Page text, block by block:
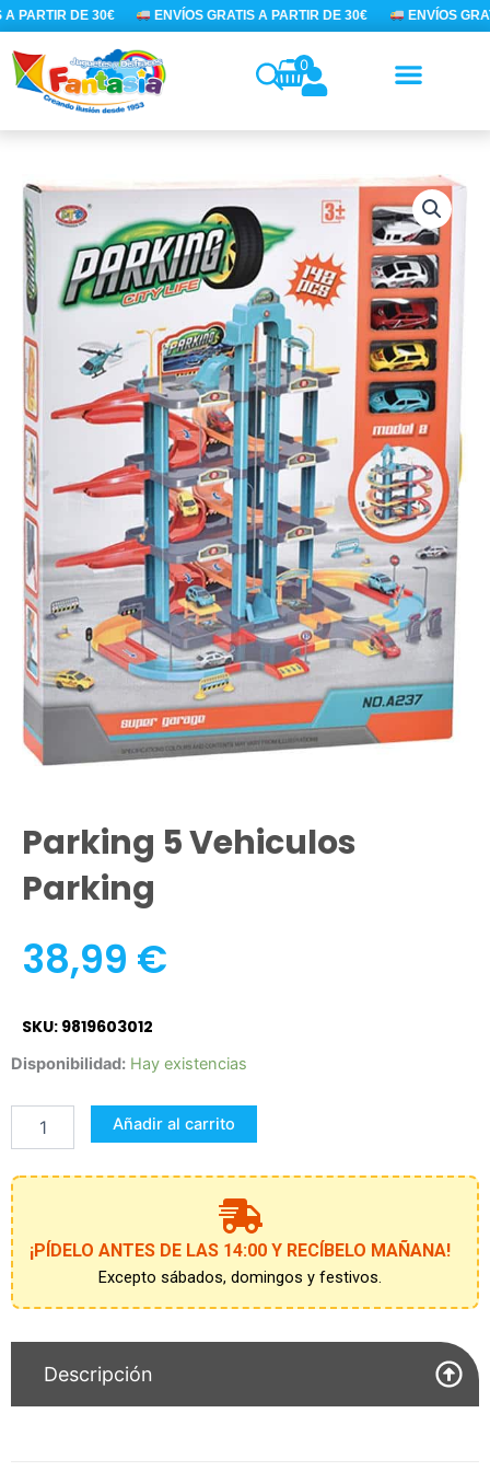
Ir
al
contenido
PARTIR DE 30€ ENVÍOS GRATIS A PARTIR DE 30€ ENVÍOS
0
Parking 5 Vehiculos
Parking
38,99 €
SKU: 9819603012
Disponibilidad: Hay existencias
Parking
Vehiculos
Parking
cantidad
Añadir al carrito
¡PÍDELO ANTES DE LAS 14:00 Y RECÍBELO MAÑANA!
Excepto sábados, domingos y festivos.
Descripción